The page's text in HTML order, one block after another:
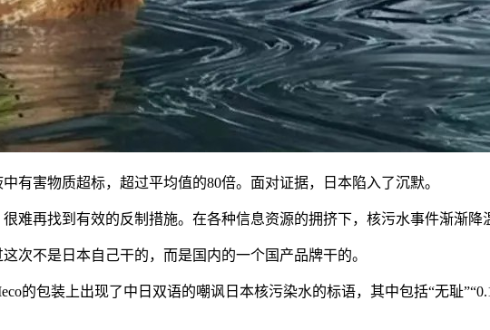
有害物质超标，超过平均值的80倍。面对证据，日本陷入了沉默。
难再找到有效的反制措施。在各种信息资源的拥挤下，核污水事件渐渐降
次不是日本自己干的，而是国内的一个国产品牌干的。
的包装上出现了中日双语的嘲讽日本核污染水的标语，其中包括“无耻